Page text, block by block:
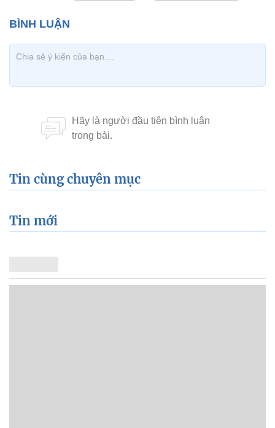
Tin cùng chuyên mục
Tin mới